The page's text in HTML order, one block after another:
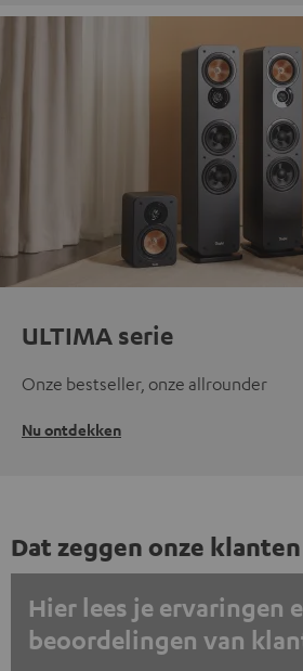
ULTIMA serie
Onze bestseller, onze allrounder
Nu ontdekken
Dat zeggen onze klanten
Hier lees je ervaringen
beoordelingen van